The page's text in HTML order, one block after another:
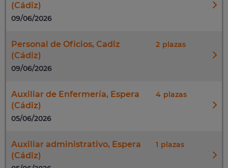
(Cádiz)
09/06/2026
Personal de Oficios, Cadiz
(Cádiz)
2
09/06/2026
Auxiliar de Enfermería, Espera
(Cádiz)
4
05/06/2026
Auxiliar administrativo, Espera
(Cádiz)
1